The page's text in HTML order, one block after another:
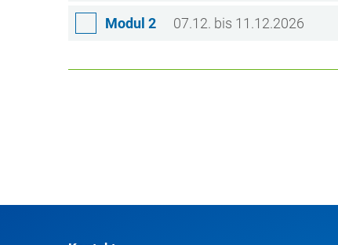
Modul 2 07.12. bis 11.12.2026